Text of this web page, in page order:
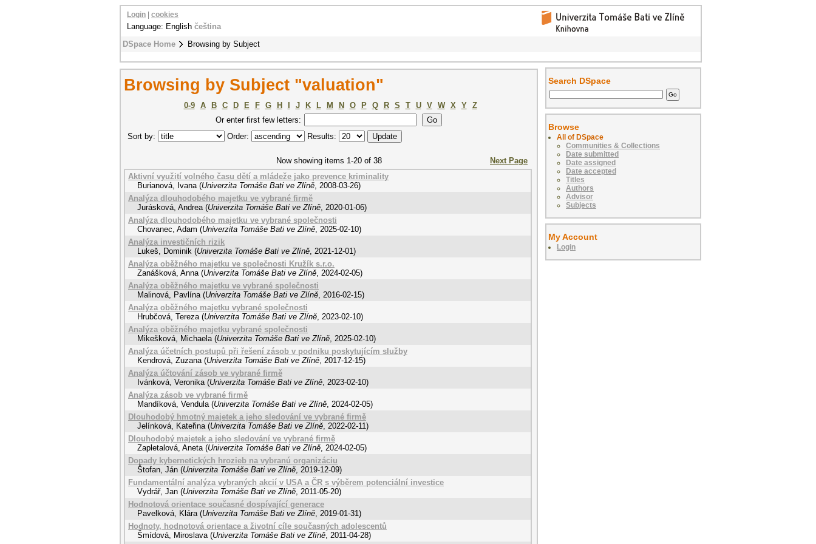
DSpace Home Browsing by Subject
Login cookies
Language: English čeština
Browsing by Subject "valuation"
0-9 A B C D E F G H J K L M N O P Q R S T U V W X Y
Z
Or enter first few letters:
Sort by:
Order: Results:
Now showing items 1-20 of 38
Next Page
Aktivní využití volného času dětí a mládeže jako prevence kriminality
Burianová, Ivana (Univerzita Tomáše Bati ve Zlíně, 2008-03-26)
Analýza dlouhodobého majetku ve vybrané firmě
Jurásková, Andrea (Univerzita Tomáše Bati ve Zlíně, 2020-01-06)
Analýza dlouhodobého majetku ve vybrané společnosti
Chovanec, Adam (Univerzita Tomáše Bati ve Zlíně, 2025-02-10)
Analýza investičních rizik
Lukeš, Dominik (Univerzita Tomáše Bati ve Zlíně, 2021-12-01)
Analýza oběžného majetku ve společnosti Kružík s.r.o.
Zanášková, Anna (Univerzita Tomáše Bati ve Zlíně, 2024-02-05)
Analýza oběžného majetku ve vybrané společnosti
Malinová, Pavlína (Univerzita Tomáše Bati ve Zlíně, 2016-02-15)
Analýza oběžného majetku vybrané společnosti
Hrubčová, Tereza (Univerzita Tomáše Bati ve Zlíně, 2023-02-10)
Analýza oběžného majetku vybrané společnosti
Mikešková, Michaela (Univerzita Tomáše Bati ve Zlíně, 2025-02-10)
Analýza účetních postupů při řešení zásob v podniku poskytujícím služby
Kendrová, Zuzana (Univerzita Tomáše Bati ve Zlíně, 2017-12-15)
Analýza účtování zásob ve vybrané firmě
Ivánková, Veronika (Univerzita Tomáše Bati ve Zlíně, 2023-02-10)
Analýza zásob ve vybrané firmě
Mandíková, Vendula (Univerzita Tomáše Bati ve Zlíně, 2024-02-05)
Dlouhodobý hmotný majetek a jeho sledování ve vybrané firmě
Jelínková, Kateřina (Univerzita Tomáše Bati ve Zlíně, 2022-02-11)
Dlouhodobý majetek a jeho sledování ve vybrané firmě
Zapletalová, Aneta (Univerzita Tomáše Bati ve Zlíně, 2024-02-05)
Dopady kybernetických hrozieb na vybranú organizáciu
Štofan, Ján (Univerzita Tomáše Bati ve Zlíně, 2019-12-09)
Fundamentální analýza vybraných akcií v USA a ČR s výběrem potenciální investice
Vydrář, Jan (Univerzita Tomáše Bati ve Zlíně, 2011-05-20)
Hodnotová orientace současné dospívající generace
Pavelková, Klára (Univerzita Tomáše Bati ve Zlíně, 2019-01-31)
Hodnoty, hodnotová orientace a životní cíle současných adolescentů
Šmídová, Miroslava (Univerzita Tomáše Bati ve Zlíně, 2011-04-28)
Search DSpace
Browse
All of DSpace
Communities & Collections
Date submitted
Date assigned
Date accepted
Titles
Authors
Advisor
Subjects
My Account
Login